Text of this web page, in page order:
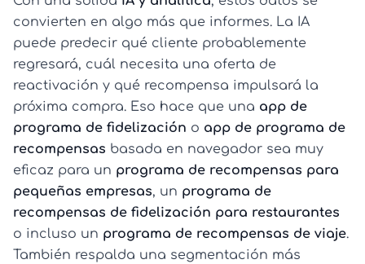
convierten en algo más que informes. La IA
puede predecir qué cliente probablemente
regresará, cuál necesita una oferta de
reactivación y qué recompensa impulsará la
próxima compra. Eso hace que una app de
programa de fidelización o app de programa de
recompensas basada en navegador sea muy
eficaz para un programa de recompensas para
pequeñas empresas, un programa de
recompensas de fidelización para restaurantes
o incluso un programa de recompensas de viaje.
También respalda una segmentación más